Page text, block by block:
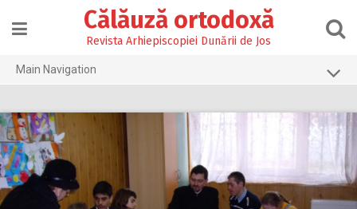
content
Călăuză ortodoxă
Revista Arhiepiscopiei Dunării de Jos
Main Navigation
2026
2025
2024